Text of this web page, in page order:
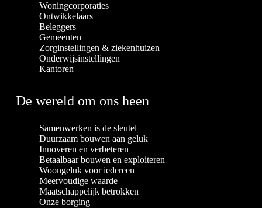
Woningcorporaties
Ontwikkelaars
Beleggers
Gemeenten
Zorginstellingen & ziekenhuizen
Onderwijsinstellingen
Kantoren
De wereld om ons heen
Samenwerken is de sleutel
Duurzaam bouwen aan geluk
Innoveren en verbeteren
Betaalbaar bouwen en exploiteren
Woongeluk voor iedereen
Meervoudige waarde
Maatschappelijk betrokken
Onze borging